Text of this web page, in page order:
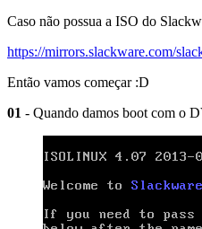
Caso não possua a ISO do
https://mirrors.slackware.com/
Então vamos começar :D
01 - Quando damos boot com o